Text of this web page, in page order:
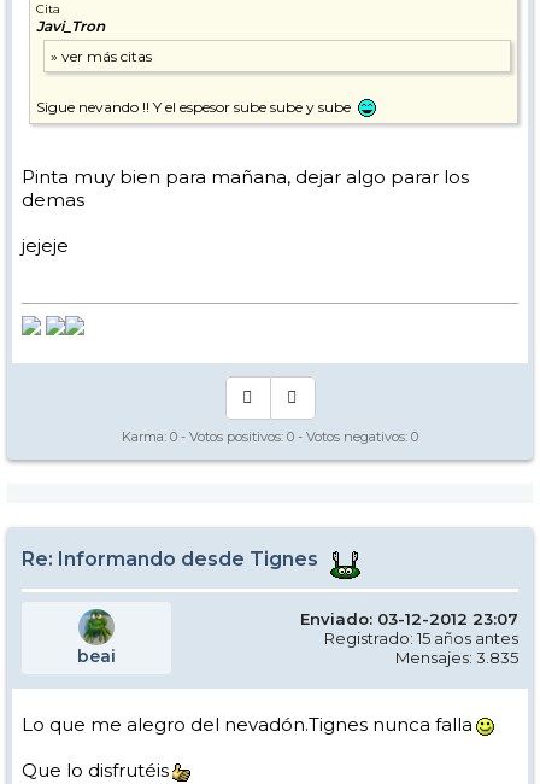
Cita
Javi_Tron
Sigue nevando !! Y el espesor sube sube y sube
Pinta muy bien para mañana, dejar algo parar los
demas
jejeje
Karma: 0 - Votos positivos: 0 - Votos negativos: 0
Re: Informando desde Tignes
beai
Enviado: 03-12-2012 23:07
Registrado: 15 años antes
Mensajes: 3.835
Lo que me alegro del nevadón.Tignes nunca falla
Que lo disfrutéis